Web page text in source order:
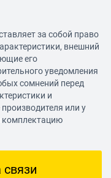
за собой право
внешний
его
уведомления
сомнений перед
и
или у
комплектацию
связи